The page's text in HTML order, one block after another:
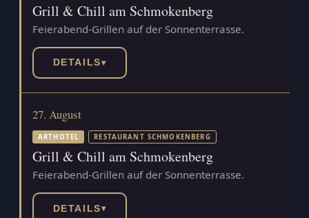
Grill & Chill am Schmokenberg
Feierabend-Grillen auf der Sonnenterrasse.
DETAILS▾
27. August
ARTHOTEL RESTAURANT SCHMOKENBERG
Grill & Chill am Schmokenberg
Feierabend-Grillen auf der Sonnenterrasse.
DETAILS▾